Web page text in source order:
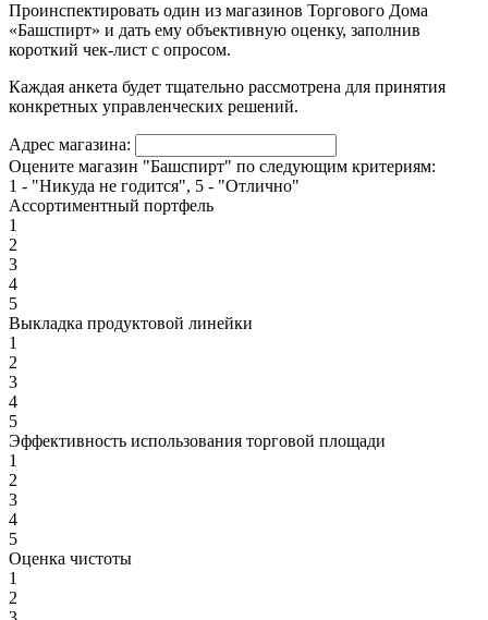
Проинспектировать один из магазинов Торгового Дома
«Башспирт» и дать ему объективную оценку, заполнив
короткий чек-лист с опросом.
Каждая анкета будет тщательно рассмотрена для принятия
конкретных управленческих решений.
Адрес магазина:
Оцените магазин "Башспирт" по следующим критериям:
1 - "Никуда не годится", 5 - "Отлично"
Ассортиментный портфель
1
2
3
4
5
Выкладка продуктовой линейки
1
2
3
4
5
Эффективность использования торговой площади
1
2
3
4
5
Оценка чистоты
1
2